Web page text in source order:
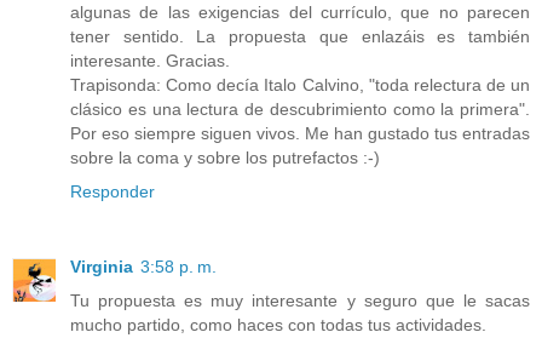
algunas de las exigencias del currículo, que no parecen
tener sentido. La propuesta que enlazáis es también
interesante. Gracias.
Trapisonda: Como decía Italo Calvino, "toda relectura de un
clásico es una lectura de descubrimiento como la primera".
Por eso siempre siguen vivos. Me han gustado tus entradas
sobre la coma y sobre los putrefactos :-)
Responder
Virginia 3:58 p. m.
Tu propuesta es muy interesante y seguro que le sacas
mucho partido, como haces con todas tus actividades.